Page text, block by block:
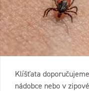
Klíšťata doporučujeme
nádobce nebo v